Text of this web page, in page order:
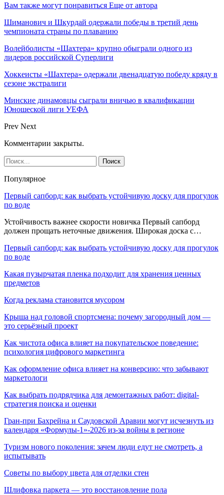
Вам также могут понравиться Еще от автора
Шиманович и Шкурдай одержали победы в третий день
чемпионата страны по плаванию
Волейболисты «Шахтера» крупно обыграли одного из
лидеров российской Суперлиги
Хоккеисты «Шахтера» одержали двенадцатую победу кряду в
сезоне экстралиги
Минские динамовцы сыграли вничью в квалификации
Юношеской лиги УЕФА
Prev Next
Комментарии закрыты.
Популярное
Первый сапборд: как выбрать устойчивую доску для прогулок
по воде
Устойчивость важнее скорости новичка Первый сапборд
должен прощать неточные движения. Широкая доска с…
Первый сапборд: как выбрать устойчивую доску для прогулок
по воде
Какая пузырчатая пленка подходит для хранения ценных
предметов
Когда реклама становится мусором
Крыша над головой спортсмена: почему загородный дом —
это серьёзный проект
Как чистота офиса влияет на покупательское поведение:
психология цифрового маркетинга
Как оформление офиса влияет на конверсию: что забывают
маркетологи
Как выбрать подрядчика для демонтажных работ: digital-
стратегия поиска и оценки
Гран-при Бахрейна и Саудовской Аравии могут исчезнуть из
календаря «Формулы-1»-2026 из-за войны в регионе
Туризм нового поколения: зачем люди едут не смотреть, а
испытывать
Советы по выбору цвета для отделки стен
Шлифовка паркета — это восстановление пола